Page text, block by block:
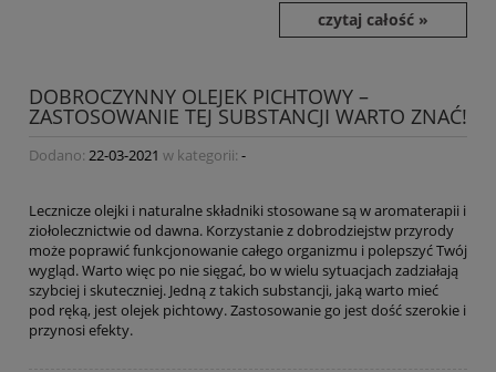
czytaj całość »
DOBROCZYNNY OLEJEK PICHTOWY –
ZASTOSOWANIE TEJ SUBSTANCJI WARTO ZNAĆ!
Dodano: 22-03-2021 w kategorii: -
Lecznicze olejki i naturalne składniki stosowane są w aromaterapii i
ziołolecznictwie od dawna. Korzystanie z dobrodziejstw przyrody
może poprawić funkcjonowanie całego organizmu i polepszyć Twój
wygląd. Warto więc po nie sięgać, bo w wielu sytuacjach zadziałają
szybciej i skuteczniej. Jedną z takich substancji, jaką warto mieć
pod ręką, jest olejek pichtowy. Zastosowanie go jest dość szerokie i
przynosi efekty.